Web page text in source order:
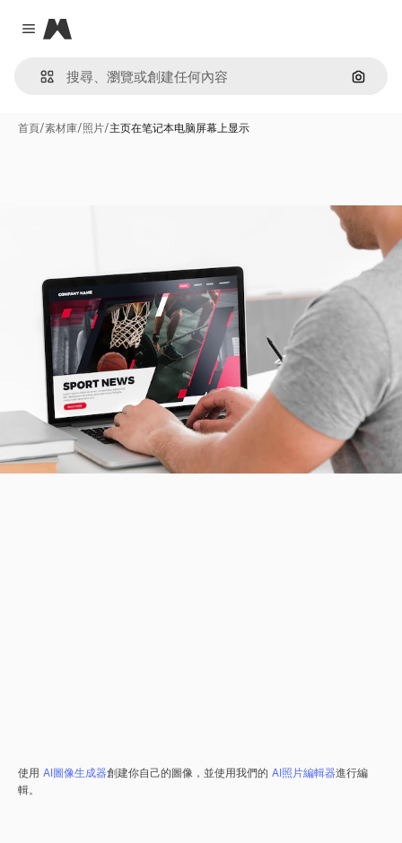
Close menu
Magnific
通過圖
首頁/素材庫/照片/主页在笔记本电脑屏幕上显示
使用 AI圖像生成器創建你自己的圖像，並使用我們的 AI照片編輯器進行編
輯。